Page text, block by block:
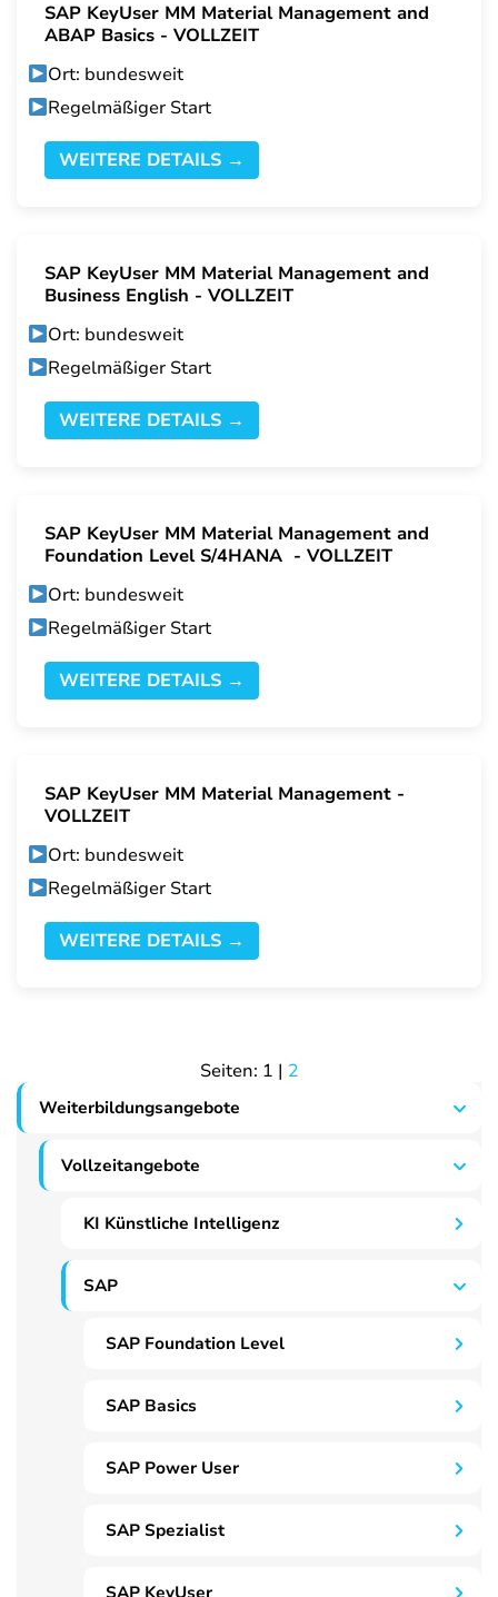
SAP KeyUser MM Material Management and
ABAP Basics - VOLLZEIT
Ort: bundesweit
Regelmäßiger Start
WEITERE DETAILS →
SAP KeyUser MM Material Management and
Business English - VOLLZEIT
Ort: bundesweit
Regelmäßiger Start
WEITERE DETAILS →
SAP KeyUser MM Material Management and
Foundation Level S/4HANA - VOLLZEIT
Ort: bundesweit
Regelmäßiger Start
WEITERE DETAILS →
SAP KeyUser MM Material Management -
VOLLZEIT
Ort: bundesweit
Regelmäßiger Start
WEITERE DETAILS →
Seiten: 1 | 2
Weiterbildungsangebote
Vollzeitangebote
KI Künstliche Intelligenz
SAP
SAP Foundation Level
SAP Basics
SAP Power User
SAP Spezialist